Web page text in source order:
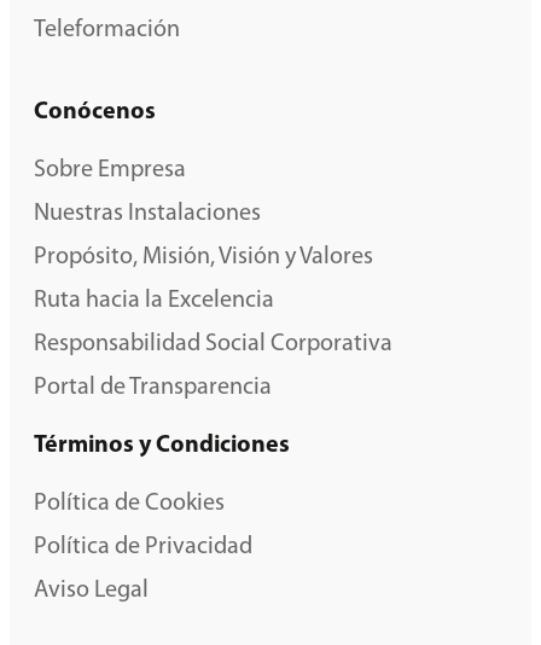
Teleformación
Conócenos
Sobre Empresa
Nuestras Instalaciones
Propósito, Misión, Visión y Valores
Ruta hacia la Excelencia
Responsabilidad Social Corporativa
Portal de Transparencia
Términos y Condiciones
Política de Cookies
Política de Privacidad
Aviso Legal